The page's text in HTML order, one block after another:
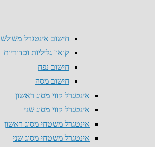
חישוב אינטגרל משולש
קואו' גליליות וכדוריות
חישוב נפח
חישוב מסה
אינטגרל קווי מסוג ראשון
אינטגרל קווי מסוג שני
אינטגרל משטחי מסוג ראשון
אינטגרל משטחי מסוג שני